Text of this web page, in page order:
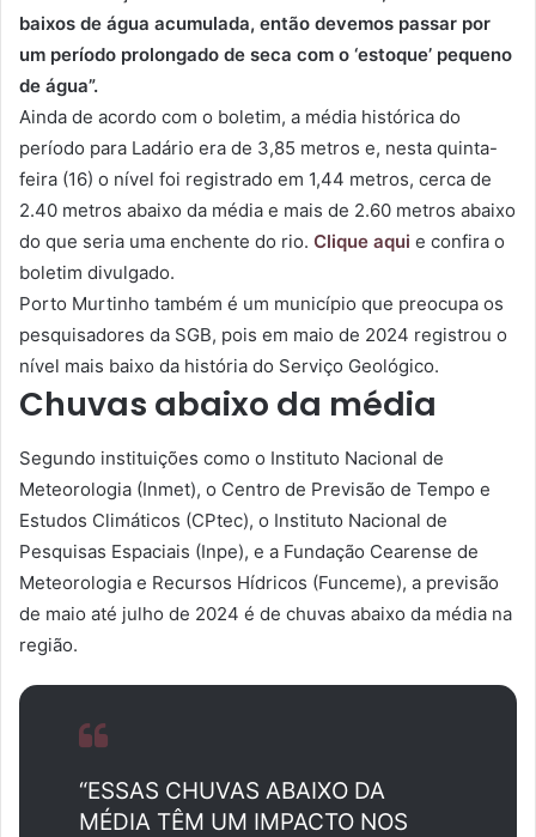
baixos de água acumulada, então devemos passar por
um período prolongado de seca com o ‘estoque’ pequeno
de água”.
Ainda de acordo com o boletim, a média histórica do
período para Ladário era de 3,85 metros e, nesta quinta-
feira (16) o nível foi registrado em 1,44 metros, cerca de
2.40 metros abaixo da média e mais de 2.60 metros abaixo
do que seria uma enchente do rio. Clique aqui e confira o
boletim divulgado.
Porto Murtinho também é um município que preocupa os
pesquisadores da SGB, pois em maio de 2024 registrou o
nível mais baixo da história do Serviço Geológico.
Chuvas abaixo da média
Segundo instituições como o Instituto Nacional de
Meteorologia (Inmet), o Centro de Previsão de Tempo e
Estudos Climáticos (CPtec), o Instituto Nacional de
Pesquisas Espaciais (Inpe), e a Fundação Cearense de
Meteorologia e Recursos Hídricos (Funceme), a previsão
de maio até julho de 2024 é de chuvas abaixo da média na
região.
“ESSAS CHUVAS ABAIXO DA
MÉDIA TÊM UM IMPACTO NOS